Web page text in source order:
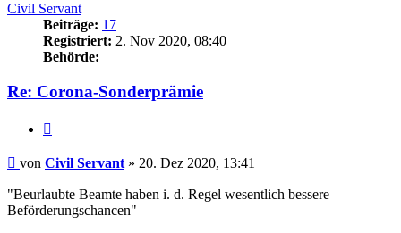
Civil Servant
Beiträge: 17
Registriert: 2. Nov 2020, 08:40
Behörde:
Re: Corona-Sonderprämie
Beitrag
von Civil Servant » 20. Dez 2020, 13:41
"Beurlaubte Beamte haben i. d. Regel wesentlich bessere
Beförderungschancen"